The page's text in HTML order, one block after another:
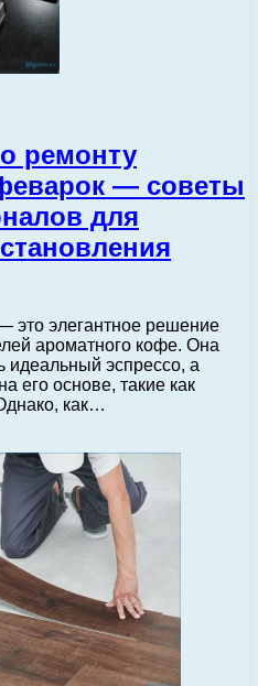
ремонту
— советы
для
это элегантное решение
ароматного кофе. Она
идеальный эспрессо, а
его основе, такие как
как…